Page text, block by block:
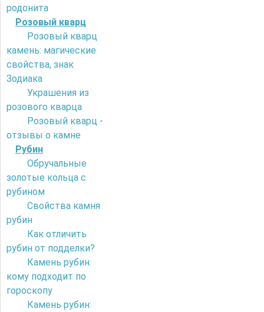
родонита
Розовый кварц
Розовый кварц
камень: магические
свойства, знак
Зодиака
Украшения из
розового кварца
Розовый кварц -
отзывы о камне
Рубин
Обручальные
золотые кольца с
рубином
Свойства камня
рубин
Как отличить
рубин от подделки?
Камень рубин:
кому подходит по
гороскопу
Камень рубин: